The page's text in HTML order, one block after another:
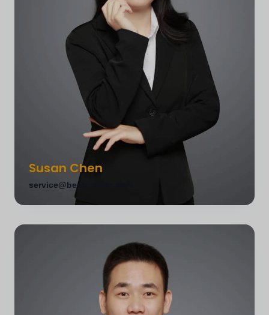
Jessica Liu
Medeoprichter & Marktmanager
Leidt marktstrategie en internationale partnerschappen.
Expert in wereldwijde trends op de huisdierenmarkt en
productontwikkeling op maat voor diverse merkeisen.
Wereldwijde marktstrategie
Productontwikkeling op maat
Susan Chen
service@bestoneinc.com